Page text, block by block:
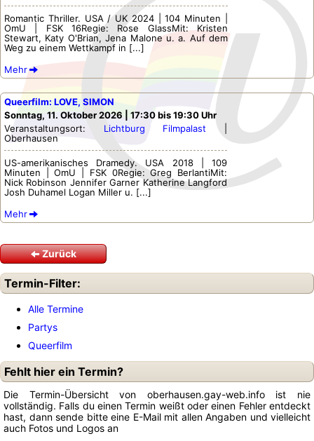
Romantic Thriller. USA / UK 2024 | 104 Minuten |
OmU | FSK 16Regie: Rose GlassMit: Kristen
Stewart, Katy O'Brian, Jena Malone u. a. Auf dem
Weg zu einem Wettkampf in [...]
Mehr
Queerfilm: LOVE, SIMON
Sonntag, 11. Oktober 2026 | 17:30 bis 19:30 Uhr
Veranstaltungsort: Lichtburg Filmpalast |
Oberhausen
US-amerikanisches Dramedy. USA 2018 | 109
Minuten | OmU | FSK 0Regie: Greg BerlantiMit:
Nick Robinson Jennifer Garner Katherine Langford
Josh Duhamel Logan Miller u. [...]
Mehr
Zurück
Termin-Filter:
Alle Termine
Partys
Queerfilm
Fehlt hier ein Termin?
Die Termin-Übersicht von oberhausen.gay-web.info ist nie
vollständig. Falls du einen Termin weißt oder einen Fehler entdeckt
hast, dann sende bitte eine E-Mail mit allen Angaben und vielleicht
auch Fotos und Logos an